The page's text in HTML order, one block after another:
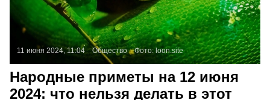
11 июня 2024, 11:04 Общество Фото: loon.site
Народные приметы на 12 июня
2024: что нельзя делать в этот